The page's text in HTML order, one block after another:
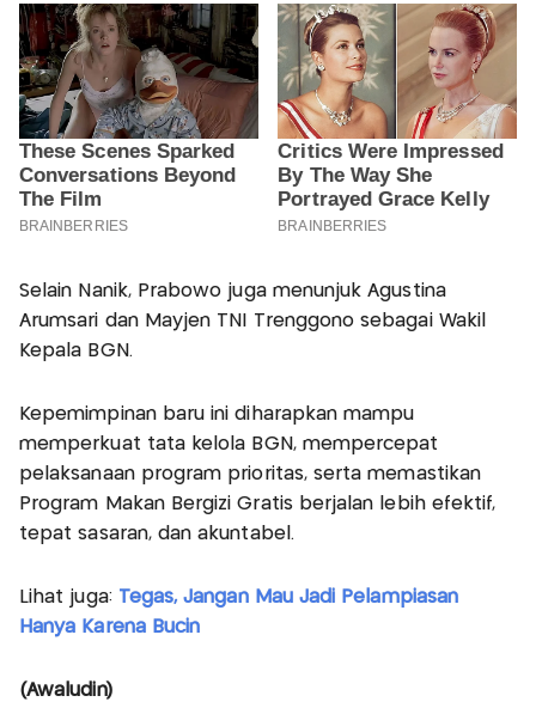
Selain Nanik, Prabowo juga menunjuk Agustina
Arumsari dan Mayjen TNI Trenggono sebagai Wakil
Kepala BGN.
Kepemimpinan baru ini diharapkan mampu
memperkuat tata kelola BGN, mempercepat
pelaksanaan program prioritas, serta memastikan
Program Makan Bergizi Gratis berjalan lebih efektif,
tepat sasaran, dan akuntabel.
Lihat juga: Tegas, Jangan Mau Jadi Pelampiasan
Hanya Karena Bucin
(Awaludin)